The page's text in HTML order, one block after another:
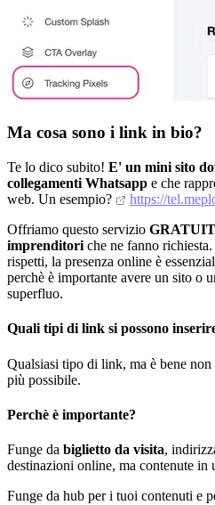
Ma cosa sono i link in bio?
Te lo dico subito! E' un mini sito
collegamenti Whatsapp e che
web. Un esempio?
https://
Offriamo questo servizio
imprenditori che ne fanno
rispetti, la presenza online è
perchè è importante avere un sito o
superfluo.
Quali tipi di link si possono
Qualsiasi tipo di link, ma è bene non
più possibile.
Perchè è importante?
Funge da biglietto da visita,
destinazioni online, ma contenute in
Funge da hub per i tuoi contenuti e